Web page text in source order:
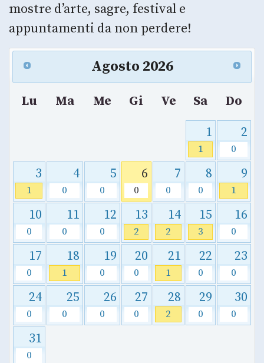
mostre d’arte, sagre, festival e
appuntamenti da non perdere!
Agosto 2026
Lu Ma Me Gi Ve Sa
Do
1
1
2
0
3
1
4
0
5
0
6
0
7
0
8
0
9
1
10
0
11
0
12
0
13
2
14
2
15
3
16
0
17
0
18
1
19
0
20
0
21
1
22
0
23
0
24
0
25
0
26
0
27
0
28
2
29
0
30
0
31
0